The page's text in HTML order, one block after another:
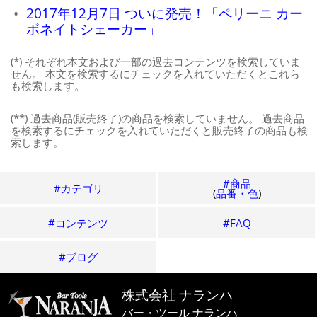
2017年12月7日 ついに発売！「ペリーニ カー
ボネイトシェーカー」
(*) それぞれ本文および一部の過去コンテンツを検索していま
せん。 本文を検索するにチェックを入れていただくとこれら
も検索します。
(**) 過去商品(販売終了)の商品を検索していません。 過去商品
を検索するにチェックを入れていただくと販売終了の商品も検
索します。
#カテゴリ #商品
(品番・色)
#コンテンツ #FAQ
#ブログ
株式会社 ナランハ
バー・ツール ナランハ